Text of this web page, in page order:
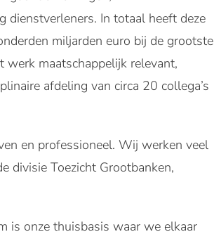
dienstverleners. In totaal heeft deze
miljarden euro bij de grootste
werk maatschappelijk relevant,
afdeling van circa 20 collega’s
en professioneel. Wij werken veel
divisie Toezicht Grootbanken,
is onze thuisbasis waar we elkaar